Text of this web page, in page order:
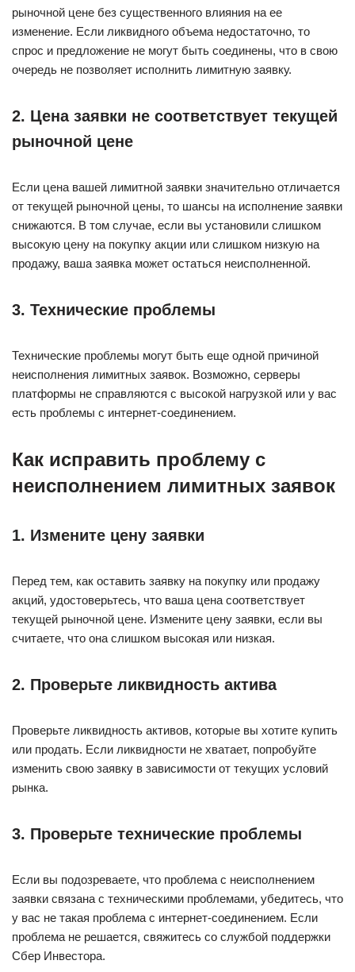
рыночной цене без существенного влияния на ее
изменение. Если ликвидного объема недостаточно, то
спрос и предложение не могут быть соединены, что в свою
очередь не позволяет исполнить лимитную заявку.
2. Цена заявки не соответствует текущей
рыночной цене
Если цена вашей лимитной заявки значительно отличается
от текущей рыночной цены, то шансы на исполнение заявки
снижаются. В том случае, если вы установили слишком
высокую цену на покупку акции или слишком низкую на
продажу, ваша заявка может остаться неисполненной.
3. Технические проблемы
Технические проблемы могут быть еще одной причиной
неисполнения лимитных заявок. Возможно, серверы
платформы не справляются с высокой нагрузкой или у вас
есть проблемы с интернет-соединением.
Как исправить проблему с
неисполнением лимитных заявок
1. Измените цену заявки
Перед тем, как оставить заявку на покупку или продажу
акций, удостоверьтесь, что ваша цена соответствует
текущей рыночной цене. Измените цену заявки, если вы
считаете, что она слишком высокая или низкая.
2. Проверьте ликвидность актива
Проверьте ликвидность активов, которые вы хотите купить
или продать. Если ликвидности не хватает, попробуйте
изменить свою заявку в зависимости от текущих условий
рынка.
3. Проверьте технические проблемы
Если вы подозреваете, что проблема с неисполнением
заявки связана с техническими проблемами, убедитесь, что
у вас не такая проблема с интернет-соединением. Если
проблема не решается, свяжитесь со службой поддержки
Сбер Инвестора.